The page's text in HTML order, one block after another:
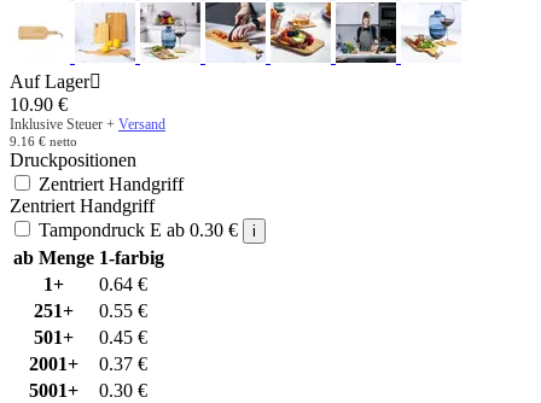
Auf Lager
10.90 €
Inklusive Steuer + Versand
9.16 € netto
Druckpositionen
Zentriert Handgriff
Zentriert Handgriff
Tampondruck E ab 0.30 € i
ab Menge 1-farbig
1+
0.64 €
251+
0.55 €
501+
0.45 €
2001+
0.37 €
5001+
0.30 €